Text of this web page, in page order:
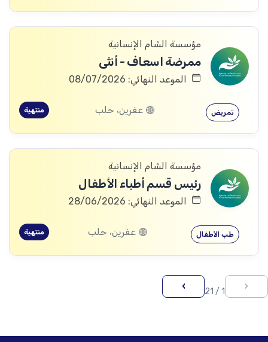
مؤسسة الشام الإنسانية
ممرضة اسعاف - أنثى
الموعد النهائي: 08/07/2026
تمريض عفرين، حلب منتهية
مؤسسة الشام الإنسانية
رئيس قسم أطباء الأطفال
الموعد النهائي: 28/06/2026
طب الأطفال عفرين، حلب منتهية
‹
1 / 21
›